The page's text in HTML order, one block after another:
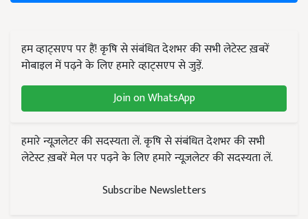
हम व्हाट्सएप पर हैं! कृषि से संबंधित देशभर की सभी लेटेस्ट ख़बरें
मोबाइल में पढ़ने के लिए हमारे व्हाट्सएप से जुड़ें.
Join on WhatsApp
हमारे न्यूज़लेटर की सदस्यता लें. कृषि से संबंधित देशभर की सभी
लेटेस्ट ख़बरें मेल पर पढ़ने के लिए हमारे न्यूज़लेटर की सदस्यता लें.
Subscribe Newsletters